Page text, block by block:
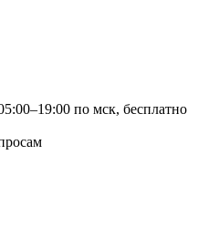
по мск, бесплатно